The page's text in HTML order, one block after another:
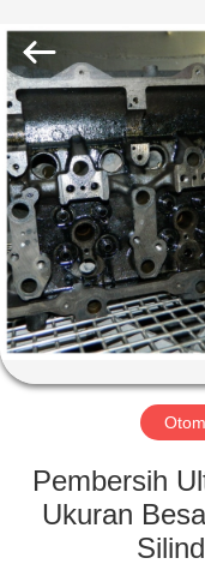
RUMAH
PRODUK
TAMPILAN
VR
TENTANG
TUR
Technology
limited.
All
Rights
Reserved.
Pembersih
Ukuran